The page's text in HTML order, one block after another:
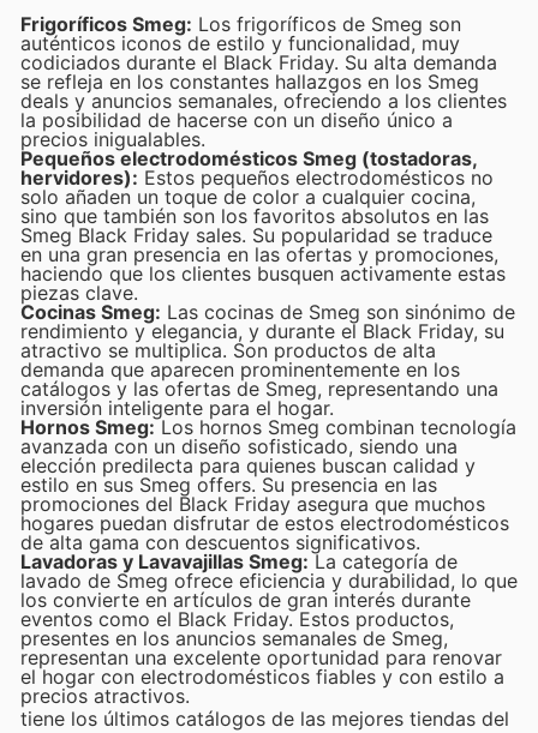
Frigoríficos Smeg: Los frigoríficos de Smeg son
auténticos iconos de estilo y funcionalidad, muy
codiciados durante el Black Friday. Su alta demanda
se refleja en los constantes hallazgos en los Smeg
deals y anuncios semanales, ofreciendo a los clientes
la posibilidad de hacerse con un diseño único a
precios inigualables.
Pequeños electrodomésticos Smeg (tostadoras,
hervidores): Estos pequeños electrodomésticos no
solo añaden un toque de color a cualquier cocina,
sino que también son los favoritos absolutos en las
Smeg Black Friday sales. Su popularidad se traduce
en una gran presencia en las ofertas y promociones,
haciendo que los clientes busquen activamente estas
piezas clave.
Cocinas Smeg: Las cocinas de Smeg son sinónimo de
rendimiento y elegancia, y durante el Black Friday, su
atractivo se multiplica. Son productos de alta
demanda que aparecen prominentemente en los
catálogos y las ofertas de Smeg, representando una
inversión inteligente para el hogar.
Hornos Smeg:Los hornos Smeg combinan tecnología
avanzada con un diseño sofisticado, siendo una
elección predilecta para quienes buscan calidad y
estilo en sus Smeg offers. Su presencia en las
promociones del Black Friday asegura que muchos
hogares puedan disfrutar de estos electrodomésticos
de alta gama con descuentos significativos.
Lavadoras y Lavavajillas Smeg: La categoría de
lavado de Smeg ofrece eficiencia y durabilidad, lo que
los convierte en artículos de gran interés durante
eventos como el Black Friday. Estos productos,
presentes en los anuncios semanales de Smeg,
representan una excelente oportunidad para renovar
el hogar con electrodomésticos fiables y con estilo a
precios atractivos.
tiene los últimos catálogos de las mejores tiendas del